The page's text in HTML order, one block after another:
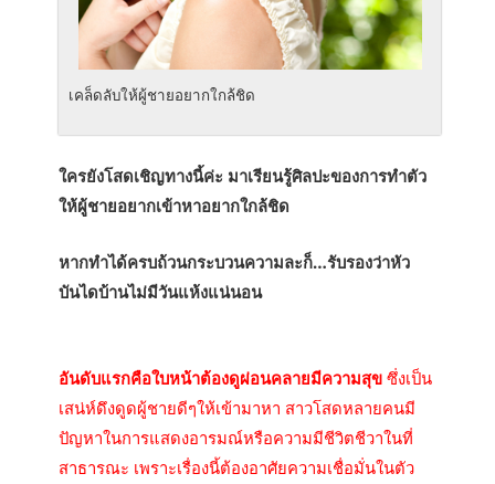
เคล็ดลับให้ผู้ชายอยากใกล้ชิด
ใครยังโสดเชิญทางนี้ค่ะ มาเรียนรู้ศิลปะของการทำตัว
ให้ผู้ชายอยากเข้าหาอยากใกล้ชิด
หากทำได้ครบถ้วนกระบวนความละก็…รับรองว่าหัว
บันไดบ้านไม่มีวันแห้งแน่นอน
อันดับแรกคือใบหน้าต้องดูผ่อนคลายมีความสุข ซึ่งเป็น
เสน่ห์ดึงดูดผู้ชายดีๆให้เข้ามาหา สาวโสดหลายคนมี
ปัญหาในการแสดงอารมณ์หรือความมีชีวิตชีวาในที่
สาธารณะ เพราะเรื่องนี้ต้องอาศัยความเชื่อมั่นในตัว